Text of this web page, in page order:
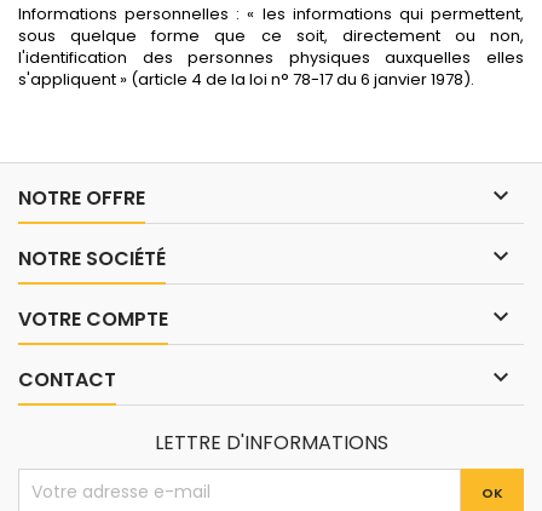
Informations personnelles : « les informations qui permettent,
sous quelque forme que ce soit, directement ou non,
l'identification des personnes physiques auxquelles elles
s'appliquent » (article 4 de la loi n° 78-17 du 6 janvier 1978).
NOTRE OFFRE 
NOTRE SOCIÉTÉ 
VOTRE COMPTE 
CONTACT 
LETTRE D'INFORMATIONS